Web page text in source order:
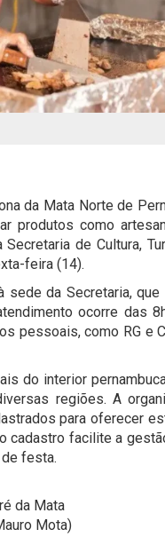
da Mata Norte de
produtos como
de Cultura,
feira (14).
da Secretaria,
ocorre das
pessoais, como RG e
do interior
regiões. A
para oferecer
cadastro facilite a
festa.
da Mata
Mota)